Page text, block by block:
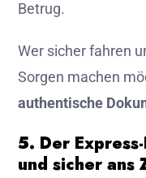
Betrug.
Wer sicher fahren
Sorgen machen
authentische
5. Der
und sicher ans